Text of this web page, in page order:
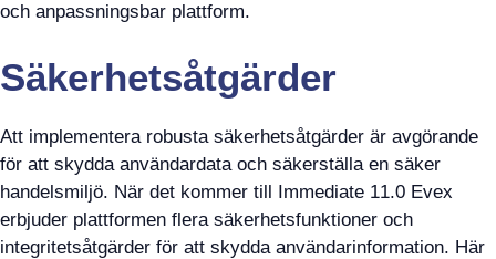
och anpassningsbar plattform.
Säkerhetsåtgärder
Att implementera robusta säkerhetsåtgärder är avgörande
för att skydda användardata och säkerställa en säker
handelsmiljö. När det kommer till Immediate 11.0 Evex
erbjuder plattformen flera säkerhetsfunktioner och
integritetsåtgärder för att skydda användarinformation. Här